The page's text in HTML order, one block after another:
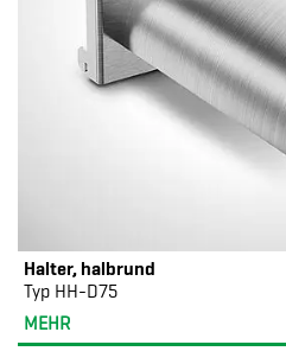
Halter, halbrund
Typ HH-D75
MEHR